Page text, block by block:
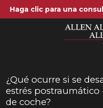
Haga clic para una
Allen,
Llamenos al
¿Qué ocurre si se
estrés postraumático
de coche?